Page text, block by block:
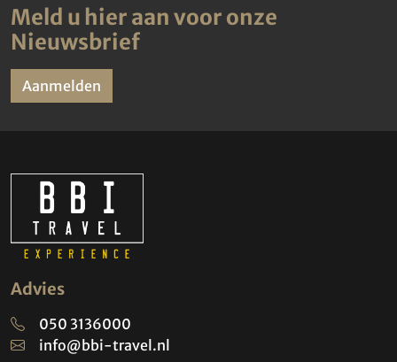
Meld u hier aan voor onze
Nieuwsbrief
Aanmelden
Advies
050 3136000
info@bbi-travel.nl